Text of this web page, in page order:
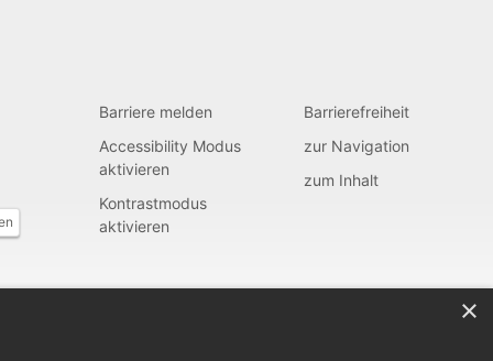
Barriere melden
Accessibility Modus
aktivieren
Kontrastmodus
aktivieren
Barrierefreiheit
zur Navigation
zum Inhalt
×